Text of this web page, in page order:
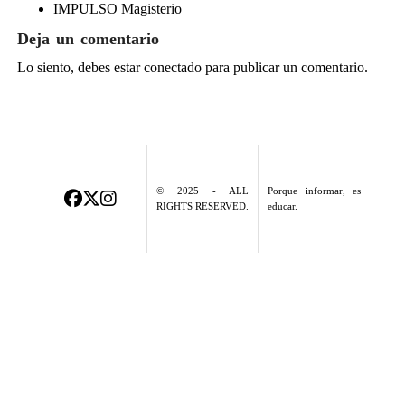
IMPULSO Magisterio
Deja un comentario
Lo siento, debes estarconectadopara publicar un comentario.
© 2025 - ALL
RIGHTS RESERVED.
Porque informar, es
educar.